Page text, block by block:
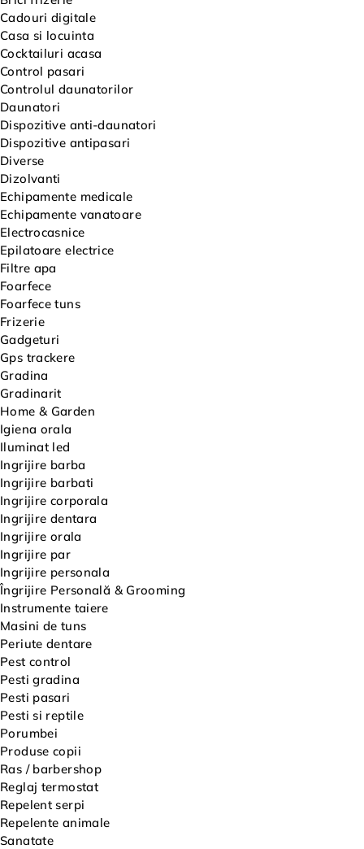
Cadouri digitale
Casa si locuinta
Cocktailuri acasa
Control pasari
Controlul daunatorilor
Daunatori
Dispozitive anti-daunatori
Dispozitive antipasari
Diverse
Dizolvanti
Echipamente medicale
Echipamente vanatoare
Electrocasnice
Epilatoare electrice
Filtre apa
Foarfece
Foarfece tuns
Frizerie
Gadgeturi
Gps trackere
Gradina
Gradinarit
Home & Garden
Igiena orala
Iluminat led
Ingrijire barba
Ingrijire barbati
Ingrijire corporala
Ingrijire dentara
Ingrijire orala
Ingrijire par
Ingrijire personala
Îngrijire Personală & Grooming
Instrumente taiere
Masini de tuns
Periute dentare
Pest control
Pesti gradina
Pesti pasari
Pesti si reptile
Porumbei
Produse copii
Ras / barbershop
Reglaj termostat
Repelent serpi
Repelente animale
Sanatate